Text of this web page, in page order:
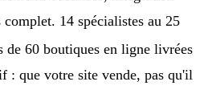
14 spécialistes au 25
de 60 boutiques en ligne livrées
: que votre site vende, pas qu'il